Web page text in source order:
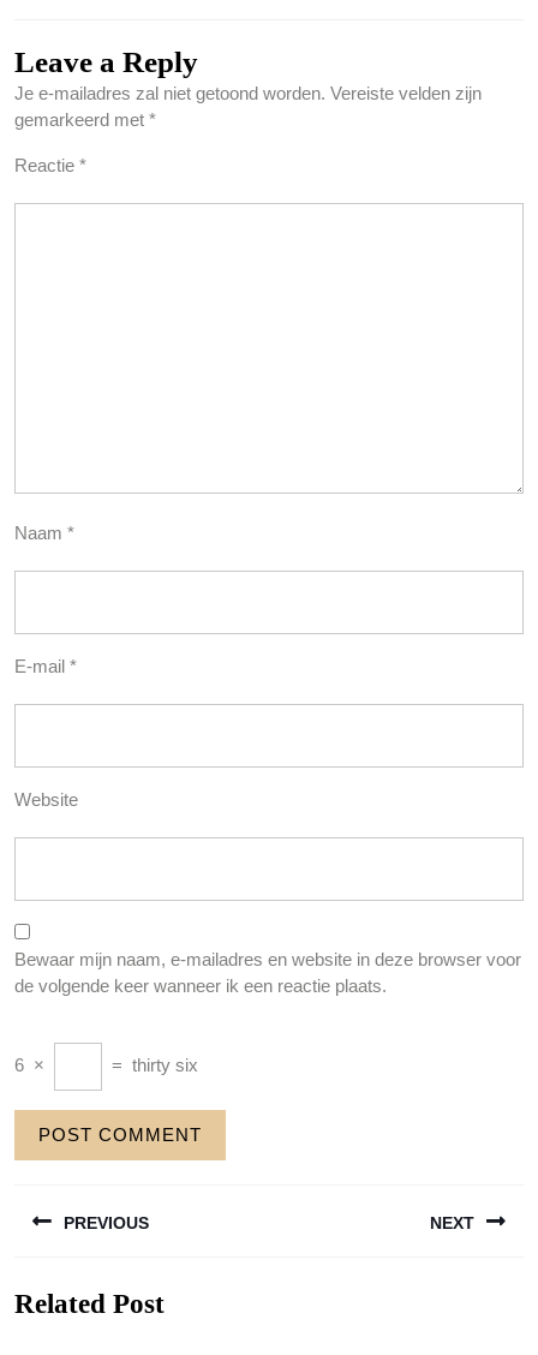
Leave a Reply
Je e-mailadres zal niet getoond worden. Vereiste velden zijn
gemarkeerd met *
Reactie *
Naam *
E-mail *
Website
Bewaar mijn naam, e-mailadres en website in deze browser voor
de volgende keer wanneer ik een reactie plaats.
6 × = thirty six
PREVIOUS
post:
NEXT
Related Post